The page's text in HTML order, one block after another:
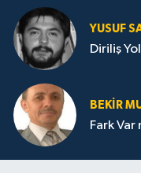
YUSUF
Diriliş
BEKIR
Fark Var